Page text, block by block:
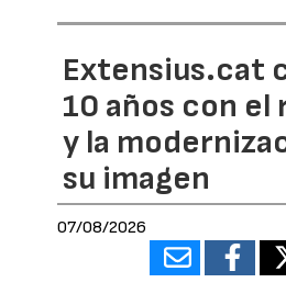
Extensius.cat
10 años con el
y la
su imagen
07/08/2026